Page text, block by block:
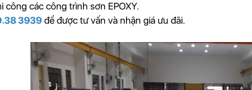
công các công trình sơn EPOXY.
3939 để được tư vấn và nhận giá ưu đãi.